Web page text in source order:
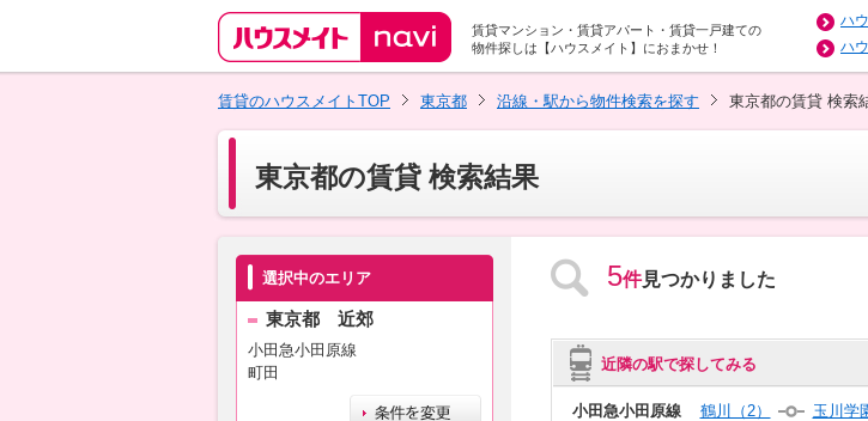
賃貸マンション・賃貸アパート・賃貸一戸建ての
物件探しは【ハウスメイト】におまかせ！
ハ
ハ
賃貸のハウスメイトTOP
東京都 沿線・駅から物件検索を探す 東京都の賃貸 検索
東京都の賃貸 検索結果
選択中のエリア
東京都 近郊
小田急小田原線
町田
5件見つかりました
近隣の駅で探してみる
小田急小田原線 鶴川（2） 玉川学